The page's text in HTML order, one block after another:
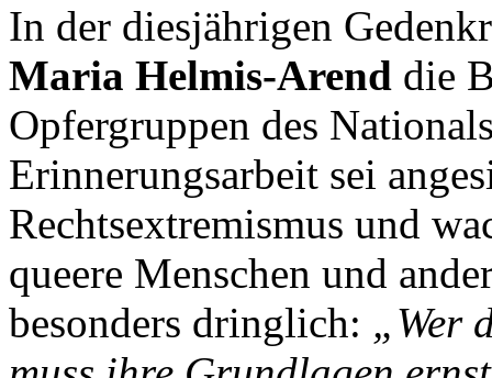
In der diesjährigen
Maria Helmis-Arend die
Opfergruppen des
Erinnerungsarbeit sei
Rechtsextremismus und
queere Menschen und
besonders dringlich: „Wer